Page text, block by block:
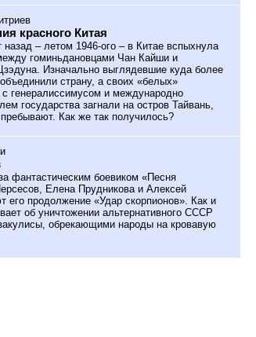
красного Китая
назад – летом 1946-ого – в Китае вспыхнула
гоминьдановцами Чан Кайши и
Изначально выглядевшие куда более
страну, а своих «белых»
с генералиссимусом и международно
государства загнали на остров Тайвань,
Как же так получилось?
фантастическим боевиком «Песня
Елена Прудникова и Алексей
его продолжение «Удар скорпионов». Как и
об уничтожении альтернативного СССР
обрекающими народы на кровавую